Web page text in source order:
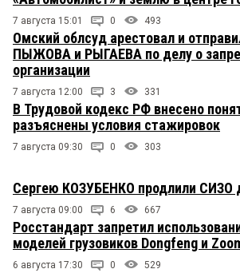
7 августа 15:01 0 493
Омский облсуд арестовал и
ПЫЖОВА и РЫГАЕВА по делу о
организации
7 августа 12:00 3 331
В Трудовой кодекс РФ внесено
разъяснены условия стажировок
7 августа 09:30 0 303
Сергею КОЗУБЕНКО продлили СИЗО
7 августа 09:00 6 667
Росстандарт запретил
моделей грузовиков Dongfeng и
6 августа 17:30 0 529